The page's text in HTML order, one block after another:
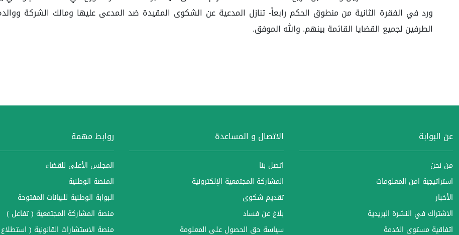
ورد في الفقرة الثانية من منطوق الحكم رابعاً- تنازل المدعية عن الشكوى المقيدة ضد المدعى عليها ومالك الشركة
الطرفين لجميع القضايا القائمة بينهم. والله الموفق.
عن البوابة
من نحن
استراتيجية امن المعلومات
الأخبار
الاشتراك في النشرة البريدية
اتفاقية مستوى الخدمة
الاتصال و المساعدة
اتصل بنا
المشاركة المجتمعية الإلكترونية
تقديم شكوى
بلاغ عن فساد
سياسة حق الحصول على المعلومة
روابط مهمة
المجلس الأعلى للقضاء
المنصة الوطنية
البوابة الوطنية للبيانات المفتوحة
منصة المشاركة المجتمعية ( تفاعل )
منصة الاستشارات القانونية (